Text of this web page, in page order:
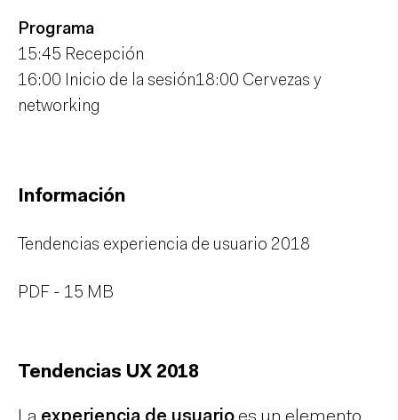
Programa
15:45 Recepción
16:00 Inicio de la sesión18:00 Cervezas y
networking
Información
Tendencias experiencia de usuario 2018
PDF - 15 MB
Tendencias UX 2018